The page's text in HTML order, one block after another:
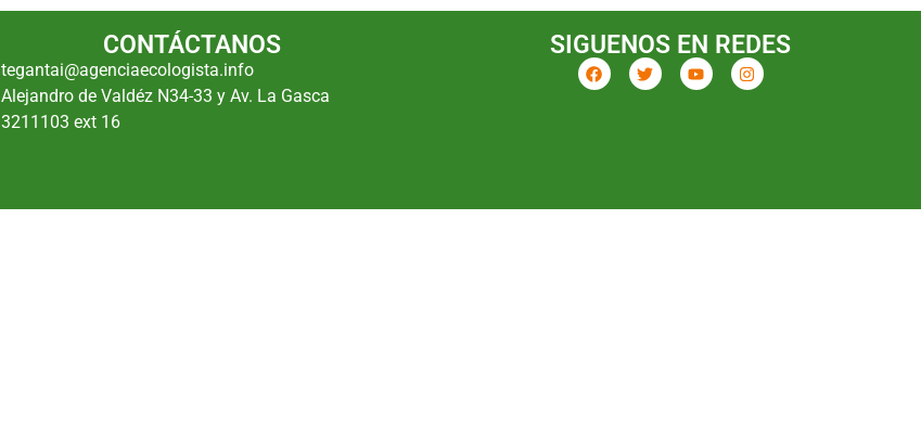
CONTÁCTANOS
tegantai@agenciaecologista.info
Alejandro de Valdéz N34-33 y Av. La Gasca
3211103 ext 16
SIGUENOS EN REDES